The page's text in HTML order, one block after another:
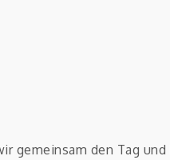
gemeinsam den Tag und